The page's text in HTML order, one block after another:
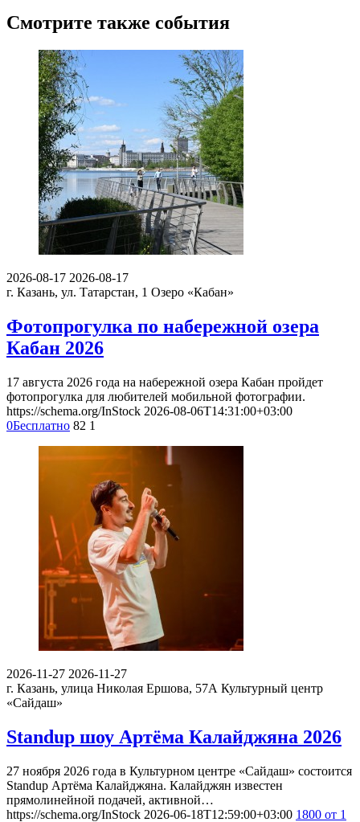
Смотрите также события
2026-08-17 2026-08-17
г. Казань, ул. Татарстан, 1 Озеро «Кабан»
Фотопрогулка по набережной озера
Кабан 2026
17 августа 2026 года на набережной озера Кабан пройдет
фотопрогулка для любителей мобильной фотографии.
https://schema.org/InStock 2026-08-06T14:31:00+03:00
0Бесплатно 82 1
2026-11-27 2026-11-27
г. Казань, улица Николая Ершова, 57А Культурный центр
«Сайдаш»
Standup шоу Артёма Калайджяна 2026
27 ноября 2026 года в Культурном центре «Сайдаш» состоится
Standup Артёма Калайджяна. Калайджян известен
прямолинейной подачей, активной…
https://schema.org/InStock 2026-06-18T12:59:00+03:00 1800 от 1